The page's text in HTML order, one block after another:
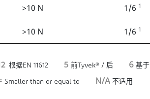
>10 N 1/6 1
>10 N 1/6 1
根据EN 11612 5 前Tyvek® / 后 6 基于
Smaller than or equal to N/A 不适用